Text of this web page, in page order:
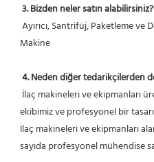
3. Bizden neler satın alabilirsiniz?
Makine
4. Neden diğer tedarikçilerden
ekibimiz ve profesyonel bir
İlaç makineleri ve ekipmanları
sayıda profesyonel mühendise